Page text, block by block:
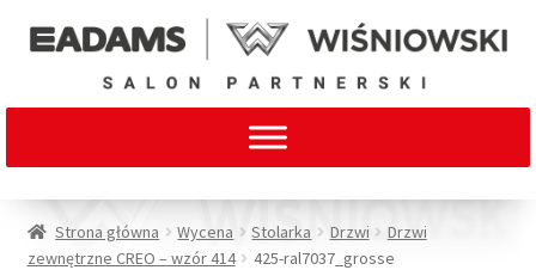
Strona główna Wycena Stolarka Drzwi
Drzwi
zewnętrzne CREO – wzór 414
425-ral7037_grosse